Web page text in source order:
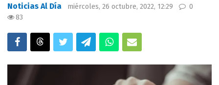
Noticias Al Día miércoles, 26 octubre, 2022, 12:29
0
83